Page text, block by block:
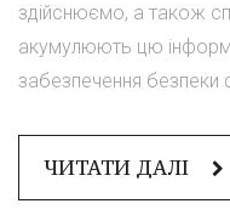
здійснюємо, а також
акумулюють цю
забезпечення безпеки
ЧИТАТИ ДАЛІ